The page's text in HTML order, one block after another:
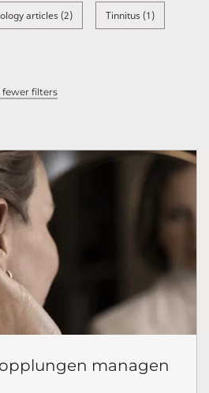
articles (2) Tinnitus (1)
fewer filters
managen